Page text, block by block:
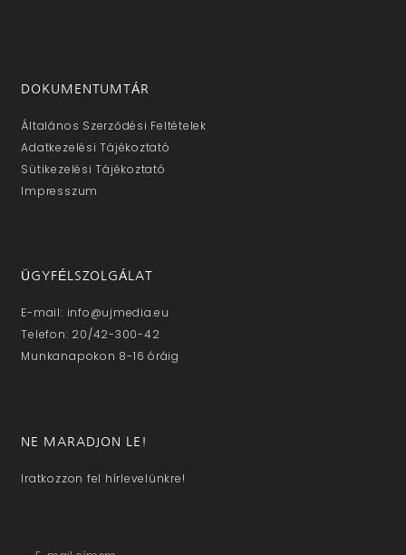
DOKUMENTUMTÁR
Általános Szerződési Feltételek
Adatkezelési Tájékoztató
Sütikezelési Tájékoztató
Impresszum
ÜGYFÉLSZOLGÁLAT
E-mail: info@ujmedia.eu
Telefon: 20/42-300-42
Munkanapokon 8-16 óráig
NE MARADJON LE!
Iratkozzon fel hírlevelünkre!